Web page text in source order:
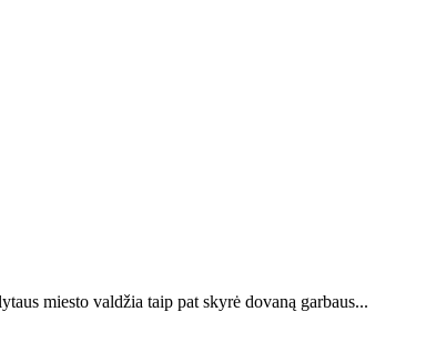
miesto valdžia taip pat skyrė dovaną garbaus...